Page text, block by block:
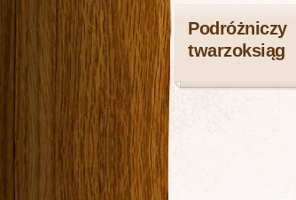
Podróżniczy
twarzoksiąg